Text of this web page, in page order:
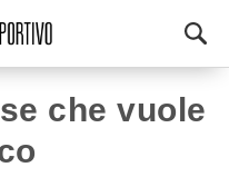
che vuole